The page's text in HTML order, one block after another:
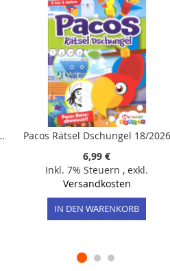
Stickern, Bastelpapier und vielem mehr"
Pacos Rätsel Dschungel 18/2026
6,99 €
Inkl. 7% Steuern , exkl.
Versandkosten
IN DEN WARENKORB